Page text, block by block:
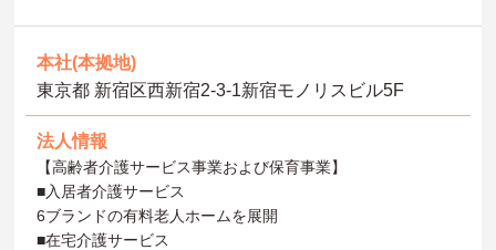
本社(本拠地)
東京都 新宿区西新宿2-3-1新宿モノリスビル5F
法人情報
【高齢者介護サービス事業および保育事業】
■入居者介護サービス
6ブランドの有料老人ホームを展開
■在宅介護サービス